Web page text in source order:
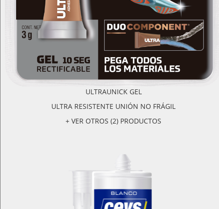
ULTRAUNICK GEL
ULTRA RESISTENTE UNIÓN NO FRÁGIL
+ VER OTROS (2) PRODUCTOS